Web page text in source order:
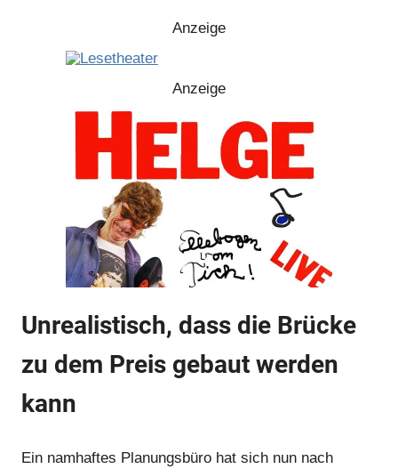
Anzeige
Anzeige
Anzeige
Anzeige
Unrealistisch, dass die Brücke
zu dem Preis gebaut werden
kann
Ein namhaftes Planungsbüro hat sich nun nach